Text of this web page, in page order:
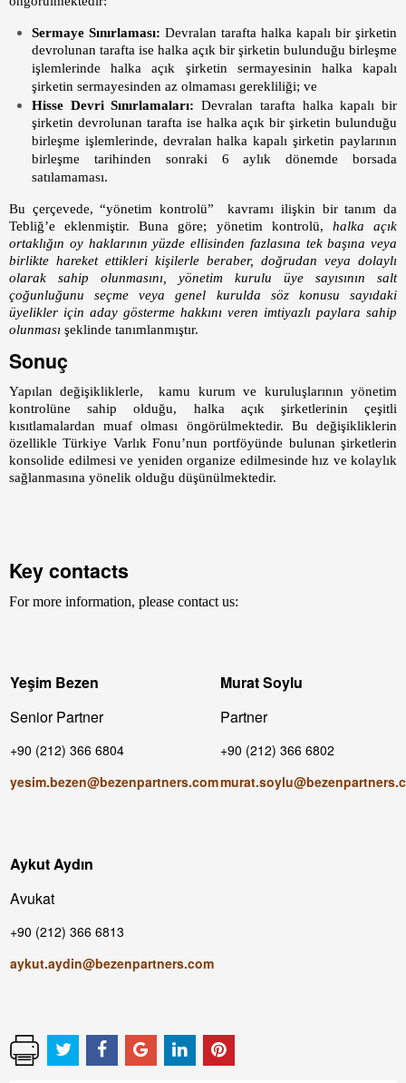
Sermaye Sınırlaması: Devralan tarafta halka kapalı bir şirketin
devrolunan tarafta ise halka açık bir şirketin bulunduğu birleşme
işlemlerinde halka açık şirketin sermayesinin halka kapalı
şirketin sermayesinden az olmaması gerekliliği; ve
Hisse Devri Sınırlamaları:Devralan tarafta halka kapalı bir
şirketin devrolunan tarafta ise halka açık bir şirketin bulunduğu
birleşme işlemlerinde, devralan halka kapalı şirketin paylarının
birleşme tarihinden sonraki 6 aylık dönemde borsada
satılamaması.
Bu çerçevede, “yönetim kontrolü” kavramı ilişkin bir tanım da
Tebliğ’e eklenmiştir. Buna göre; yönetim kontrolü, halka açık
ortaklığın oy haklarının yüzde ellisinden fazlasına tek başına veya
birlikte hareket ettikleri kişilerle beraber, doğrudan veya dolaylı
olarak sahip olunmasını, yönetim kurulu üye sayısının salt
çoğunluğunu seçme veya genel kurulda söz konusu sayıdaki
üyelikler için aday gösterme hakkını veren imtiyazlı paylara sahip
olunması şeklinde tanımlanmıştır.
Sonuç
Yapılan değişikliklerle, kamu kurum ve kuruluşlarının yönetim
kontrolüne sahip olduğu, halka açık şirketlerinin çeşitli
kısıtlamalardan muaf olması öngörülmektedir. Bu değişikliklerin
özellikle Türkiye Varlık Fonu’nun portföyünde bulunan şirketlerin
konsolide edilmesi ve yeniden organize edilmesinde hız ve kolaylık
sağlanmasına yönelik olduğu düşünülmektedir.
Key contacts
For more information, please contact us:
Yeşim Bezen
Senior Partner
+90 (212) 366 6804
yesim.bezen@bezenpartners.com
Murat Soylu
Partner
+90 (212) 366 6802
Aykut Aydın
Avukat
+90 (212) 366 6813
aykut.aydin@bezenpartners.com